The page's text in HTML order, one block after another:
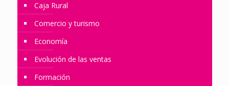
Caja Rural
Comercio y turismo
Economía
Evolución de las ventas
Formación